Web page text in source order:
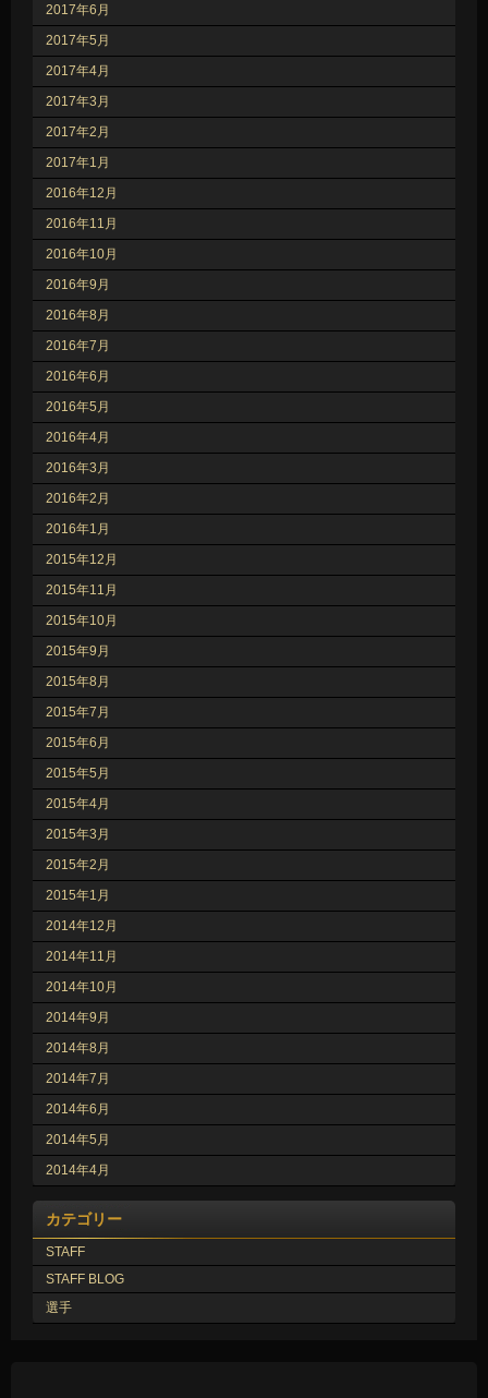
2017年6月
2017年5月
2017年4月
2017年3月
2017年2月
2017年1月
2016年12月
2016年11月
2016年10月
2016年9月
2016年8月
2016年7月
2016年6月
2016年5月
2016年4月
2016年3月
2016年2月
2016年1月
2015年12月
2015年11月
2015年10月
2015年9月
2015年8月
2015年7月
2015年6月
2015年5月
2015年4月
2015年3月
2015年2月
2015年1月
2014年12月
2014年11月
2014年10月
2014年9月
2014年8月
2014年7月
2014年6月
2014年5月
2014年4月
カテゴリー
STAFF
STAFF BLOG
選手